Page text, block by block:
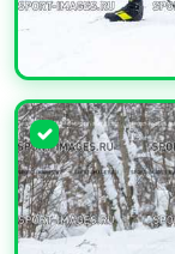
УВЕЛИЧИТЬ